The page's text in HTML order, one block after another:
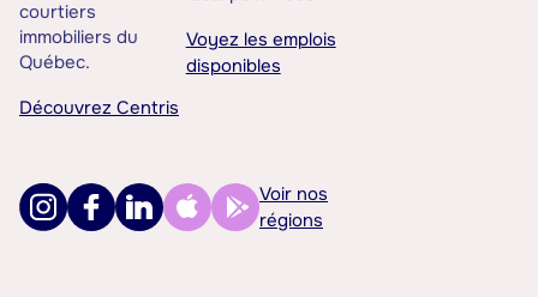
courtiers
immobiliers du
Québec.
Découvrez Centris
Voyez les emplois
disponibles
Voir nos
régions